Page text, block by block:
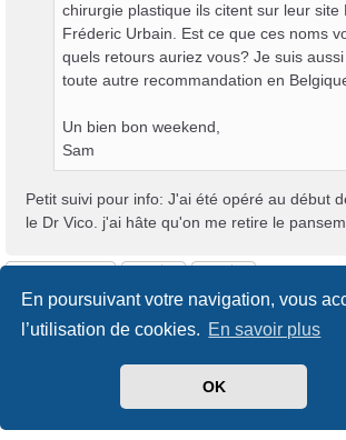
En poursuivant votre navigation, vous
l’utilisation de cookies. En savoir plus
OK
chirurgie plastique ils citent sur leur site
Fréderic Urbain. Est ce que ces noms
quels retours auriez vous? Je suis
toute autre recommandation en
Un bien bon weekend,
Sam
Petit suivi pour info: J'ai été opéré au début
le Dr Vico. j'ai hâte qu'on me retire le
9 messages • Page1sur1
Supprimer les cookies Heures